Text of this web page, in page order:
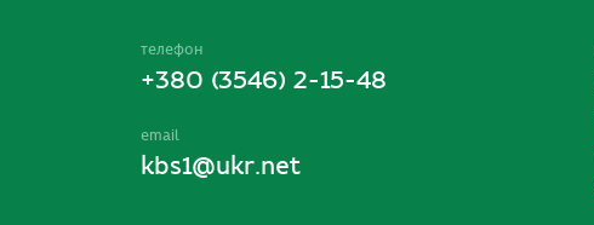
телефон
+380 (3546) 2-15-48
email
kbs1@ukr.net